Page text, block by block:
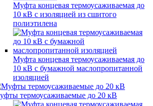
Муфта концевая термоусаживаемая до
10 кВ с изоляцией из сшитого
полиэтилена
Муфта концевая термоусаживаемая до
10 кВ с бумажной маслопропитанной
изоляцией
термоусаживаемые до 20 кВ